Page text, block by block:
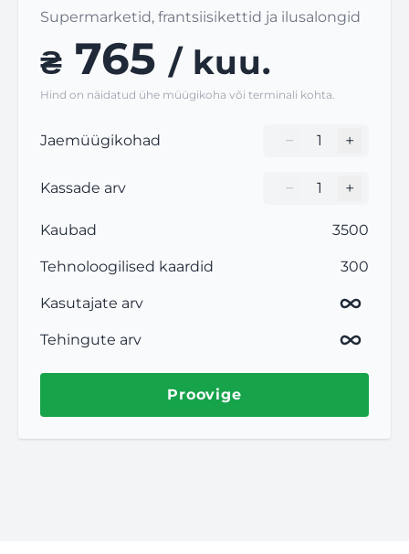
Supermarketid, frantsiisikettid ja ilusalongid
₴ 765 / kuu.
Hind on näidatud ühe müügikoha või terminali kohta.
Jaemüügikohad
Кількість
− +
Kassade arv
Кількість
− +
Kaubad 3500
Tehnoloogilised kaardid 300
Kasutajate arv
Tehingute arv
Proovige